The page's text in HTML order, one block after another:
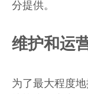
分提供。
维护和运
为了最大程度